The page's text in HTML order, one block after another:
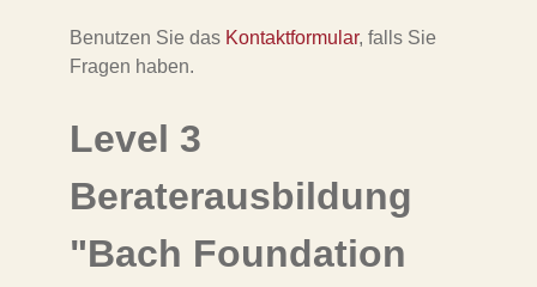
Benutzen Sie das Kontaktformular, falls Sie
Fragen haben.
Level 3
Beraterausbildung
"Bach Foundation